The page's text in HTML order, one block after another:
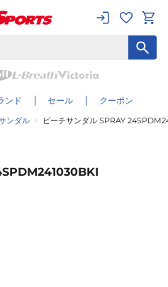
ンド セール クーポン
ンダル ビーチサンダル SPRAY